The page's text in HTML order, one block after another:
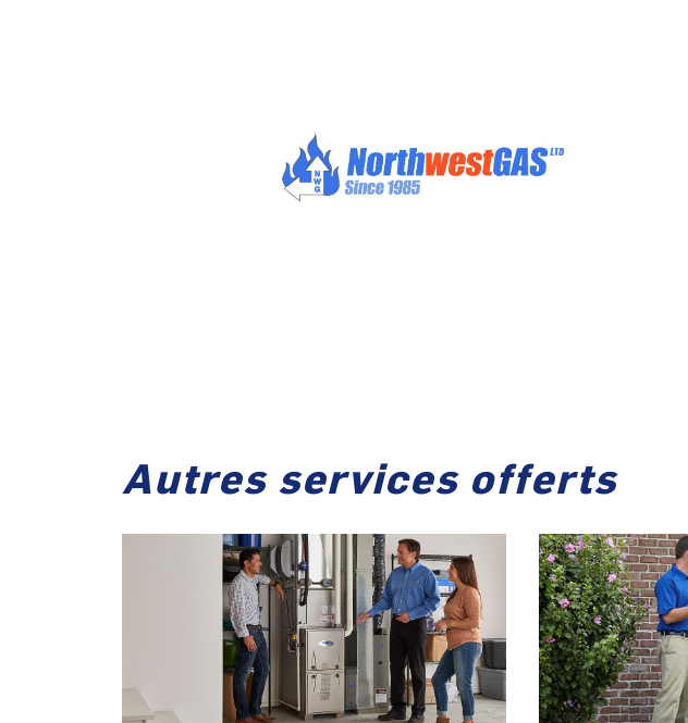
Autres services offerts